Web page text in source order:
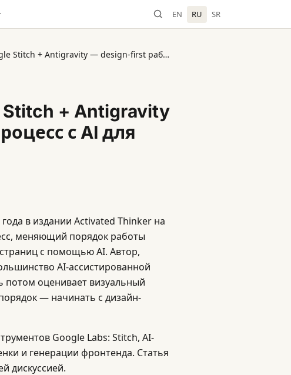
EN RU SR
Activated Thinker: Google Stitch + Antigravity — design-first рабочий процесс с AI для 2026 года
+ Antigravity
с AI для
в издании Activated Thinker на
меняющий порядок работы
с помощью AI. Автор,
AI-ассистированной
потом оценивает визуальный
— начинать с дизайн-
Google Labs: Stitch, AI-
и генерации фронтенда. Статья
дискуссией.